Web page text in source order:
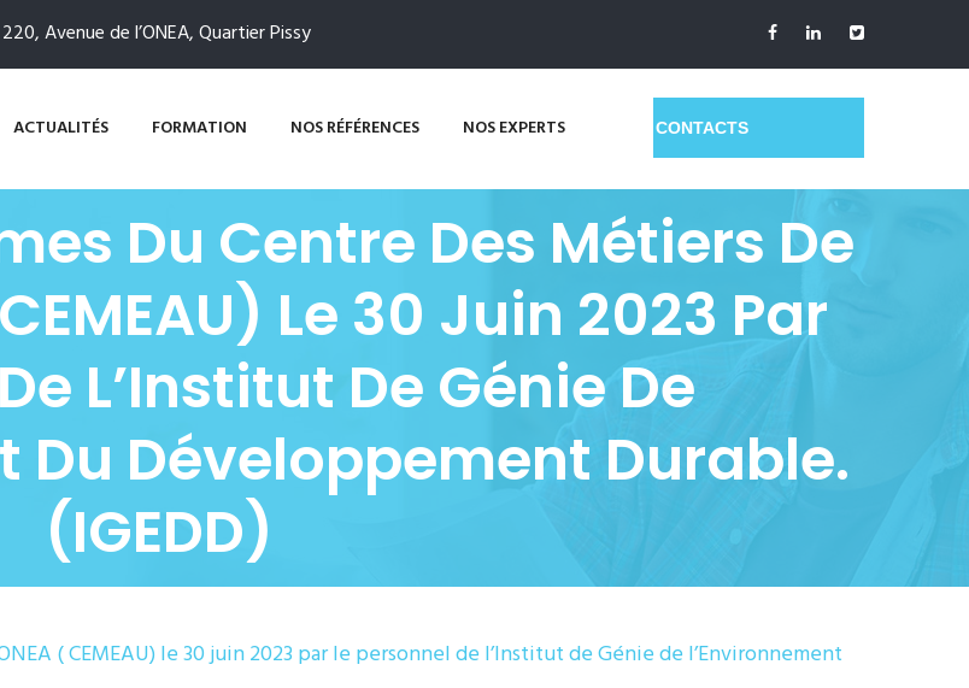
220, Avenue de l’ONEA, Quartier Pissy
ACTUALITÉS FORMATION NOS RÉFÉRENCES NOS EXPERTS GET A QUOTE
Du Centre Des Métiers De
CEMEAU) Le 30 Juin 2023 Par
L’Institut De Génie De
Du Développement Durable.
(IGEDD)
( CEMEAU) le 30 juin 2023 par le personnel de l’Institut de Génie de l’Environnement